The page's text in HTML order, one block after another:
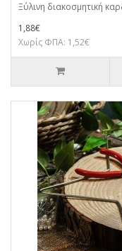
Ξύλινη διακοσμητική
1,88€
Χωρίς ΦΠΑ: 1,52€